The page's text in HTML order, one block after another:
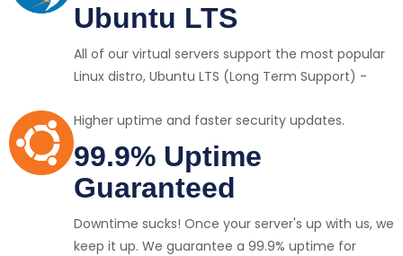
Ubuntu LTS
All of our virtual servers support the most popular
Linux distro, Ubuntu LTS (Long Term Support) -
Higher uptime and faster security updates.
99.9% Uptime
Guaranteed
Downtime sucks! Once your server's up with us, we
keep it up. We guarantee a 99.9% uptime for